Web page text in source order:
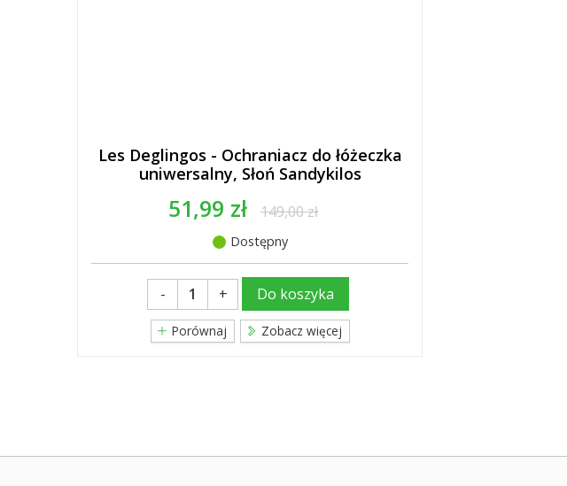
Les Deglingos - Ochraniacz do łóżeczka
uniwersalny, Słoń Sandykilos
51,99 zł 149,00 zł
Dostępny
- + Do koszyka
Porównaj Zobacz więcej